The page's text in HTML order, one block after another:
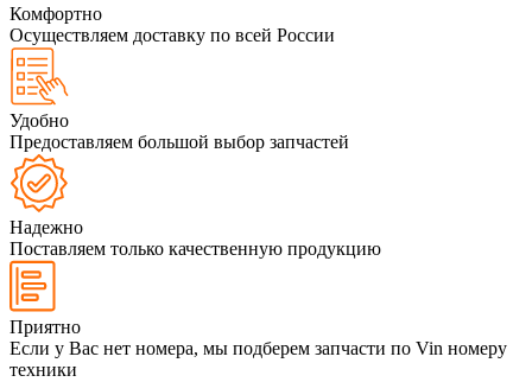
Комфортно
Осуществляем доставку по всей России
Удобно
Предоставляем большой выбор запчастей
Надежно
Поставляем только качественную продукцию
Приятно
Если у Вас нет номера, мы подберем запчасти по Vin номеру
техники